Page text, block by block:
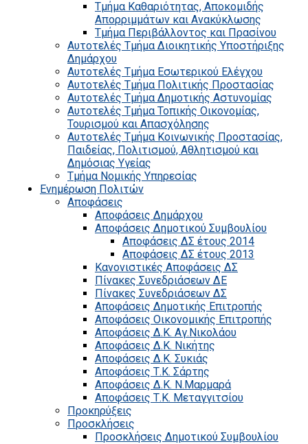
Τμήμα Καθαριότητας, Αποκομιδής
Απορριμμάτων και Ανακύκλωσης
Τμήμα Περιβάλλοντος και Πρασίνου
Αυτοτελές Τμήμα Διοικητικής Υποστήριξης
Δημάρχου
Αυτοτελές Τμήμα Εσωτερικού Ελέγχου
Αυτοτελές Τμήμα Πολιτικής Προστασίας
Αυτοτελές Τμήμα Δημοτικής Αστυνομίας
Αυτοτελές Τμήμα Τοπικής Οικονομίας,
Τουρισμού και Απασχόλησης
Αυτοτελές Τμήμα Κοινωνικής Προστασίας,
Παιδείας, Πολιτισμού, Αθλητισμού και
Δημόσιας Υγείας
Τμήμα Νομικής Υπηρεσίας
Ενημέρωση Πολιτών
Αποφάσεις
Αποφάσεις Δημάρχου
Αποφάσεις Δημοτικού Συμβουλίου
Αποφάσεις ΔΣ έτους 2014
Αποφάσεις ΔΣ έτους 2013
Κανονιστικές Αποφάσεις ΔΣ
Πίνακες Συνεδριάσεων ΔΕ
Πίνακες Συνεδριάσεων ΔΣ
Αποφάσεις Δημοτικής Επιτροπής
Αποφάσεις Οικονομικής Επιτροπής
Αποφάσεις Δ.Κ. Αγ.Νικολάου
Αποφάσεις Δ.Κ. Νικήτης
Αποφάσεις Δ.Κ. Συκιάς
Αποφάσεις Τ.Κ. Σάρτης
Αποφάσεις Δ.Κ. Ν.Μαρμαρά
Αποφάσεις Τ.Κ. Μεταγγιτσίου
Προκηρύξεις
Προσκλήσεις
Προσκλήσεις Δημοτικού Συμβουλίου